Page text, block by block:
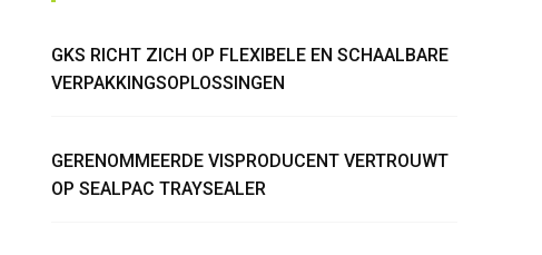
GKS RICHT ZICH OP FLEXIBELE EN SCHAALBARE
VERPAKKINGSOPLOSSINGEN
GERENOMMEERDE VISPRODUCENT VERTROUWT
OP SEALPAC TRAYSEALER